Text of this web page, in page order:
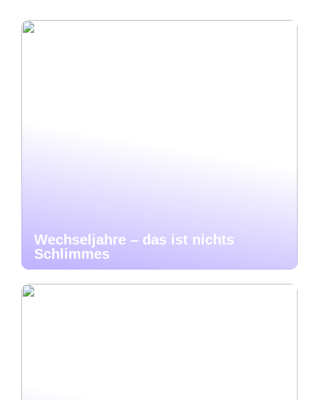
Wechseljahre – das ist nichts
Schlimmes